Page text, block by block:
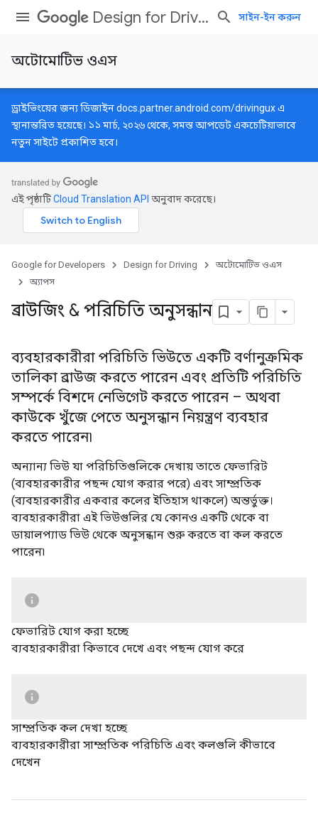
Design for Driving সাইন-ইন করুন
অটোমোটিভ ওএস
ড্রাইভিংয়ের জন্য ডিজাইনdocs.partner.android.com/drivinguxএ
স্থানান্তরিত হয়েছে। ১১ মার্চ, ২০২৬ থেকে, সমস্ত আপডেট একচেটিয়াভাবে
নতুন সাইটে প্রকাশিত হবে।
এই পৃষ্ঠাটিCloud Translation API অনুবাদ করেছে।
Google for Developers Design for Driving
অটোমোটিভ ওএস
অ্যাপস
ব্রাউজিং & পরিচিতি অনুসন্ধান
ব্যবহারকারীরা পরিচিতি ভিউতে একটি বর্ণানুক্রমিক
তালিকা ব্রাউজ করতে পারেন এবং প্রতিটি পরিচিতি
সম্পর্কে বিশদে নেভিগেট করতে পারেন – অথবা
কাউকে খুঁজে পেতে অনুসন্ধান নিয়ন্ত্রণ ব্যবহার
করতে পারেন৷
অন্যান্য ভিউ যা পরিচিতিগুলিকে দেখায় তাতে ফেভারিট
(ব্যবহারকারীর পছন্দ যোগ করার পরে) এবং সাম্প্রতিক
(ব্যবহারকারীর একবার কলের ইতিহাস থাকলে) অন্তর্ভুক্ত।
ব্যবহারকারীরা এই ভিউগুলির যে কোনও একটি থেকে বা
ডায়ালপ্যাড ভিউ থেকে অনুসন্ধান শুরু করতে বা কল করতে
পারেন৷
ফেভারিট যোগ করা হচ্ছে
ব্যবহারকারীরা কিভাবে দেখে এবং পছন্দ যোগ করে
সাম্প্রতিক কল দেখা হচ্ছে
ব্যবহারকারীরা সাম্প্রতিক পরিচিতি এবং কলগুলি কীভাবে
দেখেন